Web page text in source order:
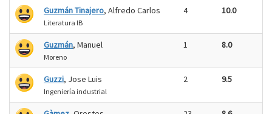
Guzmán Tinajero, Alfredo Carlos
Literatura IB
4 10.0
Guzmán, Manuel
Moreno
1 8.0
Guzzi, Jose Luis
Ingeniería industrial
2 9.5